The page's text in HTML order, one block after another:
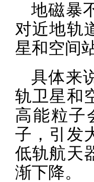
地磁暴
对近地轨
星和空间
具体来
轨卫星和
高能粒子
子，引发
低轨航天
渐下降。